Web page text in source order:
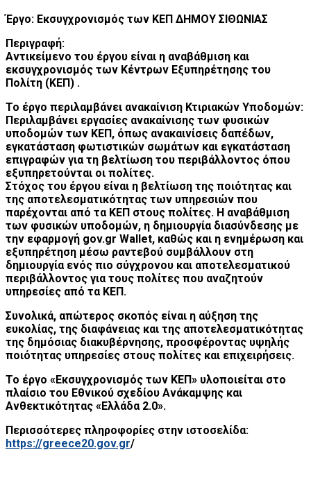
Έργο: Εκσυγχρονισμός των ΚΕΠ ΔΗΜΟΥ ΣΙΘΩΝΙΑΣ
Περιγραφή:
Αντικείμενο του έργου είναι η αναβάθμιση και
εκσυγχρονισμός των Κέντρων Εξυπηρέτησης του
Πολίτη (ΚΕΠ) .
Το έργο περιλαμβάνει ανακαίνιση Κτιριακών Υποδομών:
Περιλαμβάνει εργασίες ανακαίνισης των φυσικών
υποδομών των ΚΕΠ, όπως ανακαινίσεις δαπέδων,
εγκατάσταση φωτιστικών σωμάτων και εγκατάσταση
επιγραφών για τη βελτίωση του περιβάλλοντος όπου
εξυπηρετούνται οι πολίτες.
Στόχος του έργου είναι η βελτίωση της ποιότητας και
της αποτελεσματικότητας των υπηρεσιών που
παρέχονται από τα ΚΕΠ στους πολίτες. Η αναβάθμιση
των φυσικών υποδομών, η δημιουργία διασύνδεσης με
την εφαρμογή gov.gr Wallet, καθώς και η ενημέρωση και
εξυπηρέτηση μέσω ραντεβού συμβάλλουν στη
δημιουργία ενός πιο σύγχρονου και αποτελεσματικού
περιβάλλοντος για τους πολίτες που αναζητούν
υπηρεσίες από τα ΚΕΠ.
Συνολικά, απώτερος σκοπός είναι η αύξηση της
ευκολίας, της διαφάνειας και της αποτελεσματικότητας
της δημόσιας διακυβέρνησης, προσφέροντας υψηλής
ποιότητας υπηρεσίες στους πολίτες και επιχειρήσεις.
Το έργο «Εκσυγχρονισμός των ΚΕΠ» υλοποιείται στο
πλαίσιο του Εθνικού σχεδίου Ανάκαμψης και
Ανθεκτικότητας «Ελλάδα 2.0».
Περισσότερες πληροφορίες στην ιστοσελίδα:
https://greece20.gov.gr/